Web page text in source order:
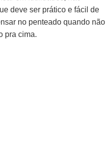
deve ser prático e fácil de
no penteado quando não
pra cima.